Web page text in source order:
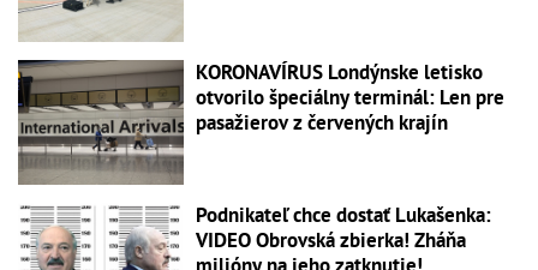
KORONAVÍRUS Londýnske letisko
otvorilo špeciálny terminál: Len pre
pasažierov z červených krajín
Podnikateľ chce dostať Lukašenka:
VIDEO Obrovská zbierka! Zháňa
milióny na jeho zatknutie!